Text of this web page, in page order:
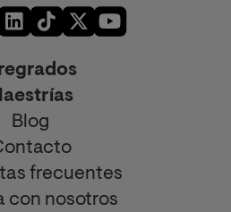
Blog
frecuentes
con nosotros